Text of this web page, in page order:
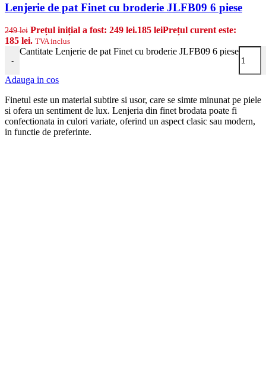
Lenjerie de pat Finet cu broderie JLFB09 6 piese
249lei Prețul inițial a fost: 249 lei.185 leiPrețul curent este:
185 lei. TVA inclus
-
Cantitate Lenjerie de pat Finet cu broderie JLFB09 6 piese
Adauga in cos
Finetul este un material subtire si usor, care se simte minunat pe piele
si ofera un sentiment de lux. Lenjeria din finet brodata poate fi
confectionata in culori variate, oferind un aspect clasic sau modern,
in functie de preferinte.